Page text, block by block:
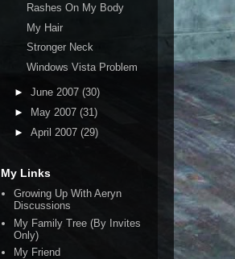
Rashes On My Body
My Hair
Stronger Neck
Windows Vista Problem
► June 2007 (30)
►
May 2007 (31)
► April 2007 (29)
My Links
Growing Up With Aeryn
Discussions
My Family Tree (By Invites
Only)
My Friend